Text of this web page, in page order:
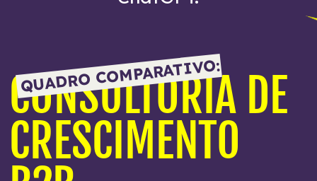
QUADRO COMPARATIVO:
CONSULTORIA DE
CRESCIMENTO